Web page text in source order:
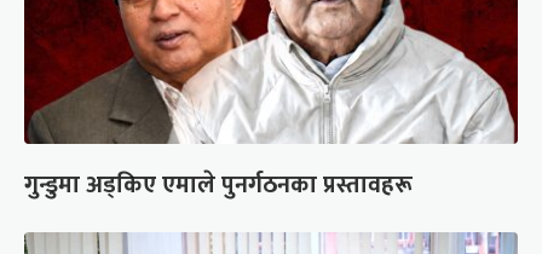
गुन्डुमा अड्किए एमाले पुनर्गठनका प्रस्तावहरू